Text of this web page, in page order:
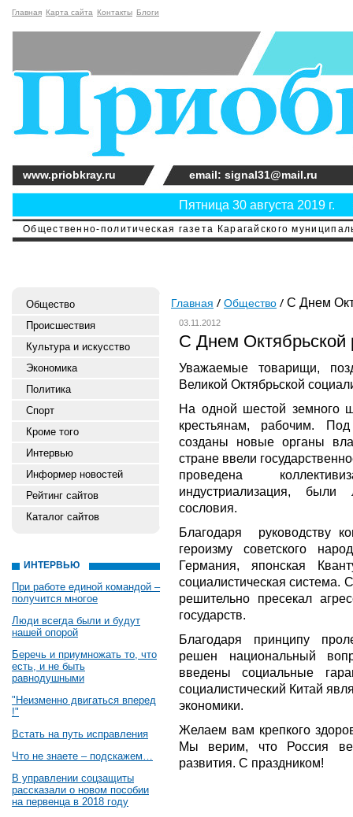
Главная Карта сайта Контакты Блоги
Общественно-политическая газета Карагайского
Пятница 30 августа 2019 г.
www.priobkray.ru email: signal31@mail.ru
Общество
Происшествия
Культура и искусство
Экономика
Политика
Спорт
Кроме того
Интервью
Информер новостей
Рейтинг сайтов
Каталог сайтов
ИНТЕРВЬЮ
При работе единой командой –
получится многое
Люди всегда были и будут
нашей опорой
Беречь и приумножать то, что
есть, и не быть
равнодушными
"Неизменно двигаться вперед
!"
Встать на путь исправления
Что не знаете – подскажем…
В управлении соцзащиты
рассказали о новом пособии
на первенца в 2018 году
Главная Общество С Днем
03.11.2012
С Днем Октябрьской
Уважаемые товарищи,
Великой Октябрьской
На одной шестой земного
крестьянам, рабочим.
созданы новые органы
стране ввели
проведена
индустриализация, были
сословия.
Благодаря руководству
героизму советского
Германия, японская
социалистическая система.
решительно пресекал
государств.
Благодаря принципу
решен национальный
введены социальные
социалистический Китай
экономики.
Желаем вам крепкого
Мы верим, что Россия
развития. С праздником!